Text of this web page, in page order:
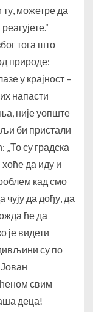
ту, можетре да
тога што
природе:
у крајност –
напасти
није уопште
би пристали
„То су градска
да иду и
кад смо
чују да дођу, да
ће да
је видети
су по
свим
деца!